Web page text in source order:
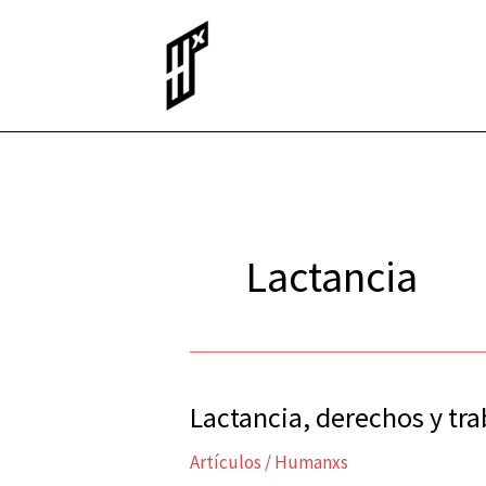
Lactancia
Lactancia, derechos y
Artículos /Humanxs
Lactancia,
y